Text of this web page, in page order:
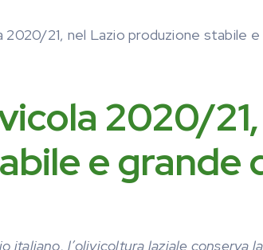
2020/21, nel Lazio produzione stabile
2020/
e grande
italiano, l’olivicoltura laziale conserva